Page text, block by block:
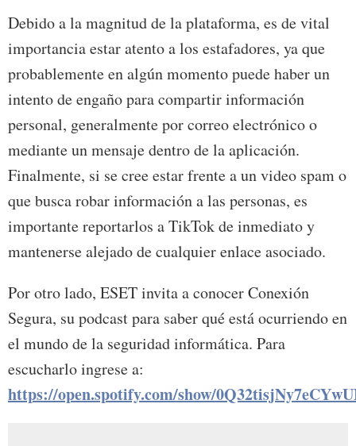
Debido a la magnitud de la plataforma, es de vital
importancia estar atento a los estafadores, ya que
probablemente en algún momento puede haber un
intento de engaño para compartir información
personal, generalmente por correo electrónico o
mediante un mensaje dentro de la aplicación.
Finalmente, si se cree estar frente a un video spam o
que busca robar información a las personas, es
importante reportarlos a TikTok de inmediato y
mantenerse alejado de cualquier enlace asociado.
Por otro lado, ESET invita a conocer Conexión
Segura, su podcast para saber qué está ocurriendo en
el mundo de la seguridad informática. Para
escucharlo ingrese a:
https://open.spotify.com/show/